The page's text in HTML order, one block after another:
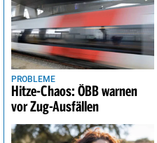
PROBLEME
Hitze-Chaos: ÖBB warnen
vor Zug-Ausfällen